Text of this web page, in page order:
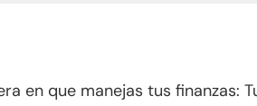
que manejas tus finanzas: